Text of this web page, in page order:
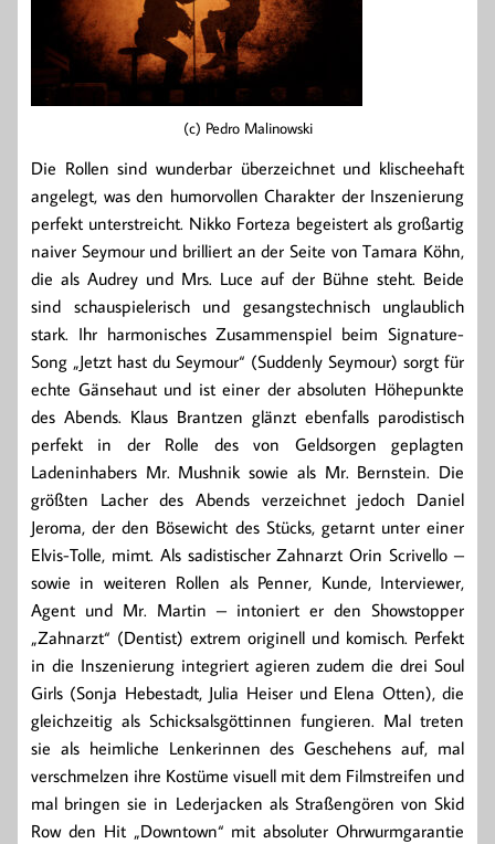
(c) Pedro Malinowski
Die Rollen sind wunderbar überzeichnet und klischeehaft
angelegt, was den humorvollen Charakter der Inszenierung
perfekt unterstreicht. Nikko Forteza begeistert als großartig
naiver Seymour und brilliert an der Seite von Tamara Köhn,
die als Audrey und Mrs. Luce auf der Bühne steht. Beide
sind schauspielerisch und gesangstechnisch unglaublich
stark. Ihr harmonisches Zusammenspiel beim Signature-
Song „Jetzt hast du Seymour“ (Suddenly Seymour) sorgt für
echte Gänsehaut und ist einer der absoluten Höhepunkte
des Abends. Klaus Brantzen glänzt ebenfalls parodistisch
perfekt in der Rolle des von Geldsorgen geplagten
Ladeninhabers Mr. Mushnik sowie als Mr. Bernstein. Die
größten Lacher des Abends verzeichnet jedoch Daniel
Jeroma, der den Bösewicht des Stücks, getarnt unter einer
Elvis-Tolle, mimt. Als sadistischer Zahnarzt Orin Scrivello –
sowie in weiteren Rollen als Penner, Kunde, Interviewer,
Agent und Mr. Martin – intoniert er den Showstopper
„Zahnarzt“ (Dentist) extrem originell und komisch. Perfekt
in die Inszenierung integriert agieren zudem die drei Soul
Girls (Sonja Hebestadt, Julia Heiser und Elena Otten), die
gleichzeitig als Schicksalsgöttinnen fungieren. Mal treten
sie als heimliche Lenkerinnen des Geschehens auf, mal
verschmelzen ihre Kostüme visuell mit dem Filmstreifen und
mal bringen sie in Lederjacken als Straßengören von Skid
Row den Hit „Downtown“ mit absoluter Ohrwurmgarantie